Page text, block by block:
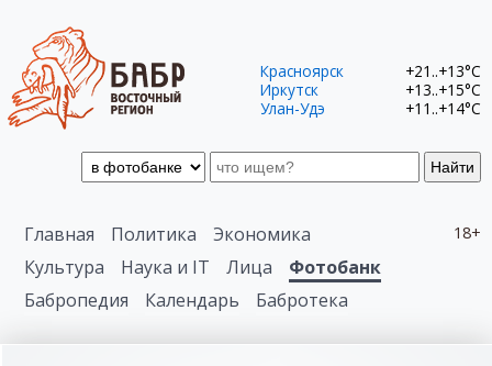
Найти
Красноярск
+21..+13°C
Иркутск
+13..+15°C
Улан-Удэ
+11..+14°C
18+
Главная Политика
Экономика
Культура
Наука и IT Лица
Фотобанк
Бабропедия
Календарь Бабротека